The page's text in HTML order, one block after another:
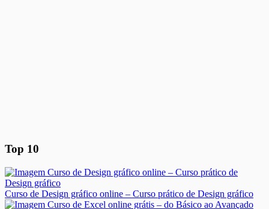
Top 10
Curso de Design gráfico online – Curso prático de Design gráfico